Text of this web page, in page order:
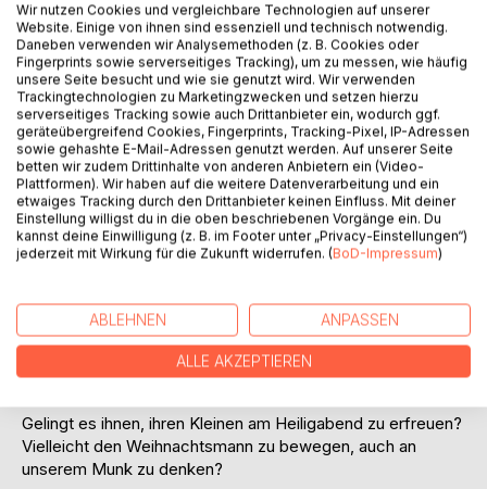
BESCHREIBUNG
Der kleine Hase Munk schaut zum ersten mal in seinem
Leben in einen weihnachtlich beleuchteten Garten und fragt
sich, was der Lichterschmuck zu bedeuten hat.
Als er vom Weihnachtsfest hört, das mit dieser
Lichterpracht angekündigt wird, hätte er zu gerne auch
daran teilgenommen. "Sind wir Hasen für Ostern gut,
dürfen?", fragt er sich und ruft aus: "Das ist ungerecht!"
Den kleinen Munk überkommt eine große Traurigkeit, ja, er
scheint krank zu werden.
Sehr beunruhigt versuchen seine Eltern alles für ihn zu tun
Gelingt es ihnen, ihren Kleinen am Heiligabend zu erfreuen?
Vielleicht den Weihnachtsmann zu bewegen, auch an
unserem Munk zu denken?
Wir nutzen Cookies und vergleichbare Technologien auf unserer
Website. Einige von ihnen sind essenziell und technisch notwendig.
Daneben verwenden wir Analysemethoden (z. B. Cookies oder
Fingerprints sowie serverseitiges Tracking), um zu messen, wie häufig
unsere Seite besucht und wie sie genutzt wird. Wir verwenden
Trackingtechnologien zu Marketingzwecken und setzen hierzu
serverseitiges Tracking sowie auch Drittanbieter ein, wodurch ggf.
geräteübergreifend Cookies, Fingerprints, Tracking-Pixel, IP-Adressen
sowie gehashte E-Mail-Adressen genutzt werden. Auf unserer Seite
betten wir zudem Drittinhalte von anderen Anbietern ein (Video-
Plattformen). Wir haben auf die weitere Datenverarbeitung und ein
etwaiges Tracking durch den Drittanbieter keinen Einfluss. Mit deiner
Einstellung willigst du in die oben beschriebenen Vorgänge ein. Du
kannst deine Einwilligung (z. B. im Footer unter „Privacy-Einstellungen“)
jederzeit mit Wirkung für die Zukunft widerrufen. (BoD-Impressum)
ABLEHNEN ANPASSEN
ALLE AKZEPTIEREN